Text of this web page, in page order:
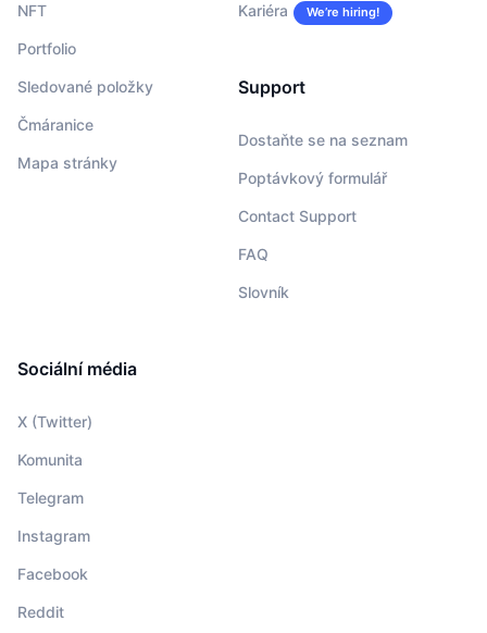
NFT
Portfolio
Sledované položky
Čmáranice
Mapa stránky
Kariéra We’re hiring!
Support
Dostaňte se na seznam
Poptávkový formulář
Contact Support
FAQ
Slovník
Sociální média
X (Twitter)
Komunita
Telegram
Instagram
Facebook
Reddit